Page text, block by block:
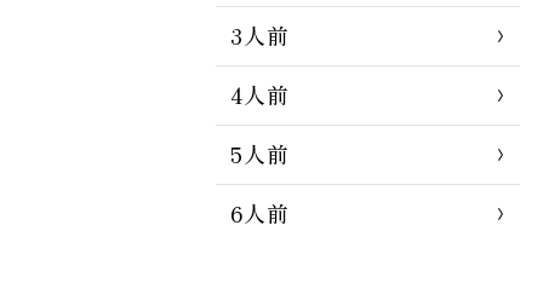
3人前
4人前
5人前
6人前